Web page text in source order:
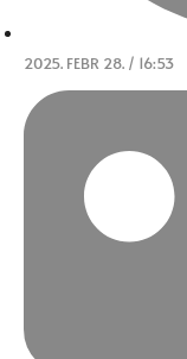
2025. FEBR 28. / 16:53